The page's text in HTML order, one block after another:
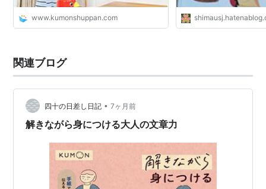
www.kumonshuppan.com
関連ブログ
四十の日差し日記 • 7ヶ月前
解きながら身につける大人の文章力